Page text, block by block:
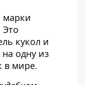
марки
кукол и
одну из
в мире.